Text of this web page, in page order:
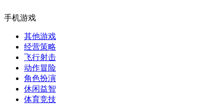
手机游戏
其他游戏
经营策略
飞行射击
动作冒险
角色扮演
休闲益智
体育竞技